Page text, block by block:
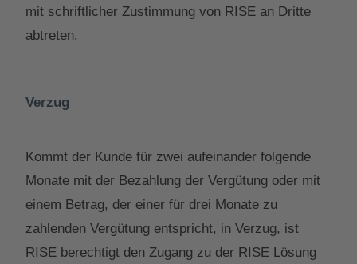
mit schriftlicher Zustimmung von RISE an Dritte
abtreten.
Verzug
Kommt der Kunde für zwei aufeinander folgende
Monate mit der Bezahlung der Vergütung oder mit
einem Betrag, der einer für drei Monate zu
zahlenden Vergütung entspricht, in Verzug, ist
RISE berechtigt den Zugang zu der RISE Lösung